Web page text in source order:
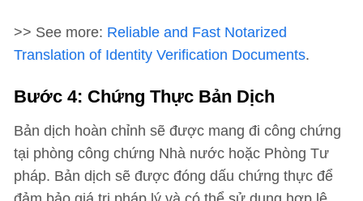
>> See more: Reliable and Fast Notarized
Translation of Identity Verification Documents.
Bước 4: Chứng Thực Bản Dịch
Bản dịch hoàn chỉnh sẽ được mang đi công chứng
tại phòng công chứng Nhà nước hoặc Phòng Tư
pháp. Bản dịch sẽ được đóng dấu chứng thực để